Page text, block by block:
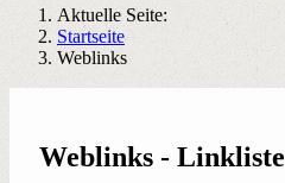
Aktuelle Seite:
Startseite
Weblinks
Weblinks - Linkliste